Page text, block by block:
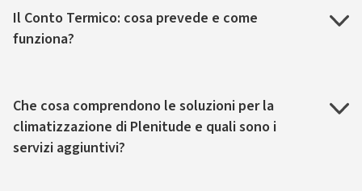
Il Conto Termico: cosa prevede e come
funziona?
Che cosa comprendono le soluzioni per la
climatizzazione di Plenitude e quali sono i
servizi aggiuntivi?